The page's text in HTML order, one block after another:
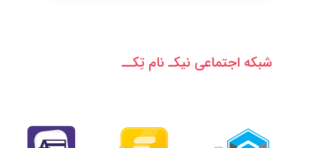
شبکه‌ اجتماعی نیکـ نام تِکــ